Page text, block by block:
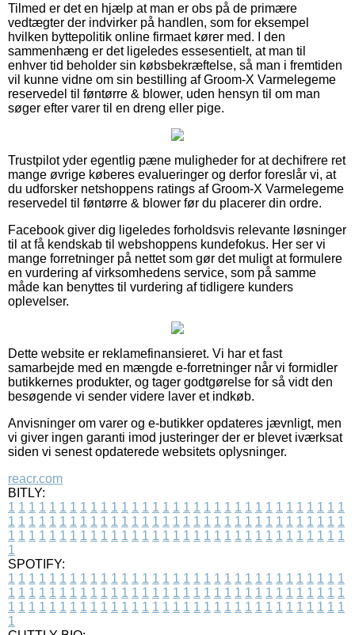
Tilmed er det en hjælp at man er obs på de primære
vedtægter der indvirker på handlen, som for eksempel
hvilken byttepolitik online firmaet kører med. I den
sammenhæng er det ligeledes essesentielt, at man til
enhver tid beholder sin købsbekræftelse, så man i fremtiden
vil kunne vidne om sin bestilling af Groom-X Varmelegeme
reservedel til føntørre & blower, uden hensyn til om man
søger efter varer til en dreng eller pige.
Trustpilot yder egentlig pæne muligheder for at dechifrere ret
mange øvrige køberes evalueringer og derfor foreslår vi, at
du udforsker netshoppens ratings af Groom-X Varmelegeme
reservedel til føntørre & blower før du placerer din ordre.
Facebook giver dig ligeledes forholdsvis relevante løsninger
til at få kendskab til webshoppens kundefokus. Her ser vi
mange forretninger på nettet som gør det muligt at formulere
en vurdering af virksomhedens service, som på samme
måde kan benyttes til vurdering af tidligere kunders
oplevelser.
Dette website er reklamefinansieret. Vi har et fast
samarbejde med en mængde e-forretninger når vi formidler
butikkernes produkter, og tager godtgørelse for så vidt den
besøgende vi sender videre laver et indkøb.
Anvisninger om varer og e-butikker opdateres jævnligt, men
vi giver ingen garanti imod justeringer der er blevet iværksat
siden vi senest opdaterede websitets oplysninger.
reacr.com
BITLY:
1 1 1 1 1 1 1 1 1 1 1 1 1 1 1 1 1 1 1 1 1 1 1 1 1 1 1 1 1 1 1 1 1
1 1 1 1 1 1 1 1 1 1 1 1 1 1 1 1 1 1 1 1 1 1 1 1 1 1 1 1 1 1 1 1 1
1 1 1 1 1 1 1 1 1 1 1 1 1 1 1 1 1 1 1 1 1 1 1 1 1 1 1 1 1 1 1 1 1
1
SPOTIFY:
1 1 1 1 1 1 1 1 1 1 1 1 1 1 1 1 1 1 1 1 1 1 1 1 1 1 1 1 1 1 1 1 1
1 1 1 1 1 1 1 1 1 1 1 1 1 1 1 1 1 1 1 1 1 1 1 1 1 1 1 1 1 1 1 1 1
1 1 1 1 1 1 1 1 1 1 1 1 1 1 1 1 1 1 1 1 1 1 1 1 1 1 1 1 1 1 1 1 1
1